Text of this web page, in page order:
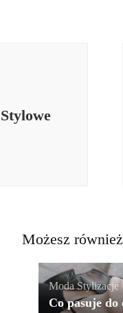
Możesz
Moda,Stylizacje
Co pasuje do